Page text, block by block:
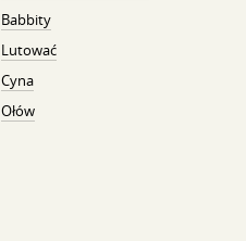
Babbity
Lutować
Cyna
Ołów